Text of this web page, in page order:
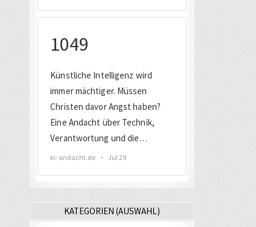
KATEGORIEN (AUSWAHL)